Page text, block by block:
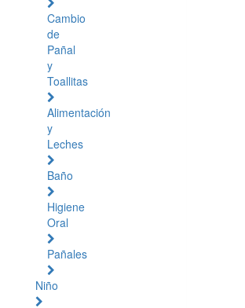
Cambio
de
Pañal
y
Toallitas
Alimentación
y
Leches
Baño
Higiene
Oral
Pañales
Niño